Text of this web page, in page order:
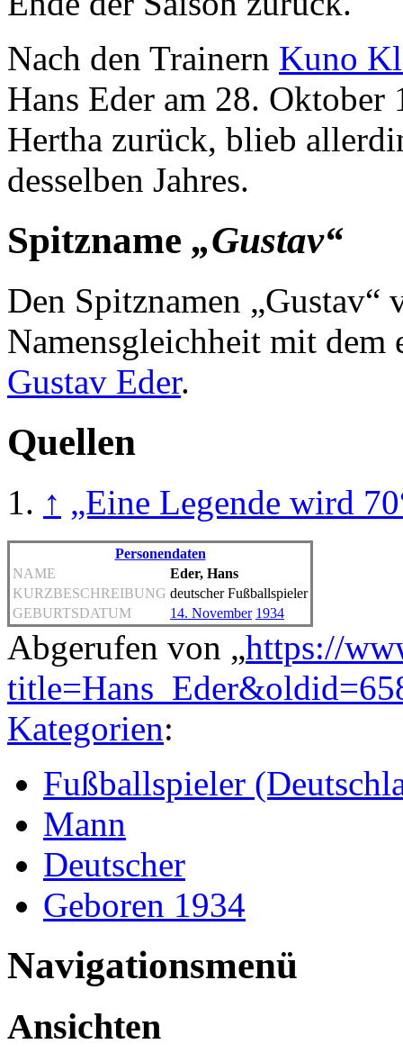
Nach den Trainern Kuno
Hans Eder am 28.
Hertha zurück, blieb
desselben Jahres.
Spitzname „Gustav“
Den Spitznamen „Gustav“
Namensgleichheit mit
Gustav Eder.
Quellen
↑ „Eine Legende wird
Personendaten
NAME
Eder, Hans
KURZBESCHREIBUNG deutscher Fußballspieler
GEBURTSDATUM
14. November 1934
Abgerufen von „https://
Kategorien:
Fußballspieler
Mann
Deutscher
Geboren 1934
Navigationsmenü
Ansichten